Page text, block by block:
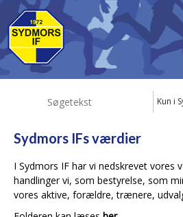
Kun i
Sydmors IFs værdier
I Sydmors IF har vi nedskrevet vores
handlinger vi, som bestyrelse, som
vores aktive, forældre, trænere,